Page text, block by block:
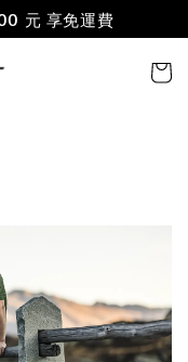
元 享免運費